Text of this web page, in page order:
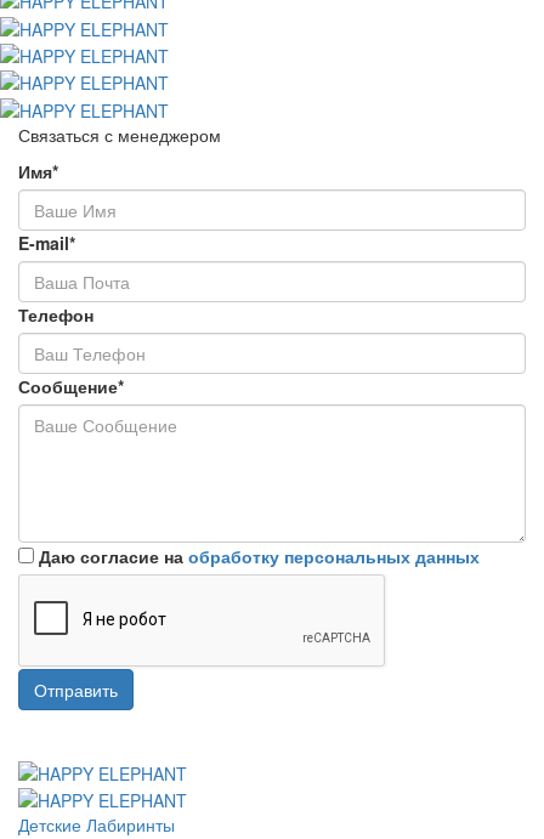
Связаться с менеджером
Имя*
E-mail*
Телефон
Сообщение*
Даю согласие на обработку персональных данных
Отправить
Детские Лабиринты